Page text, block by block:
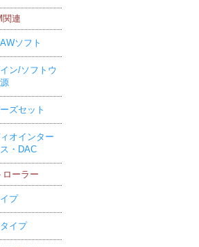
関連
ソフト
ン/ソフトウ
ズセット
オインター
・DAC
ローラー
プ
イプ